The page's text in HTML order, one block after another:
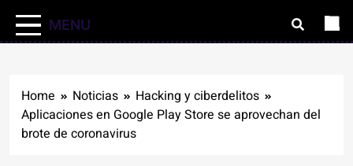
MENU
Home Noticias
Hacking y ciberdelitos
Aplicaciones en Google Play Store se aprovechan del
brote de coronavirus